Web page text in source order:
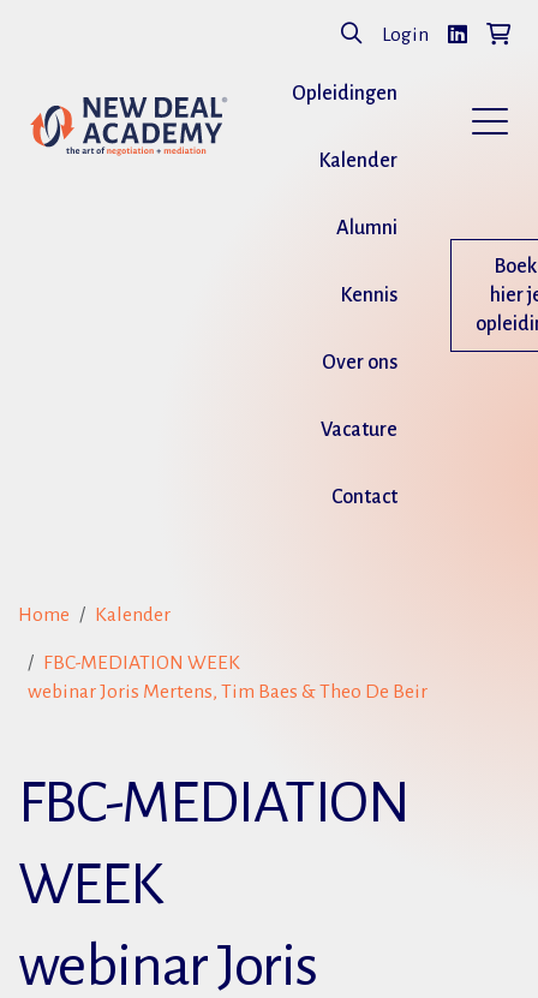
Login
Opleidingen
Kalender
Alumni
Kennis
Over ons
Vacature
Contact
Boek
hier
Home Kalender
FBC-MEDIATION WEEK
webinar Joris Mertens, Tim Baes & Theo De Beir
FBC-MEDIATION
WEEK
webinar Joris